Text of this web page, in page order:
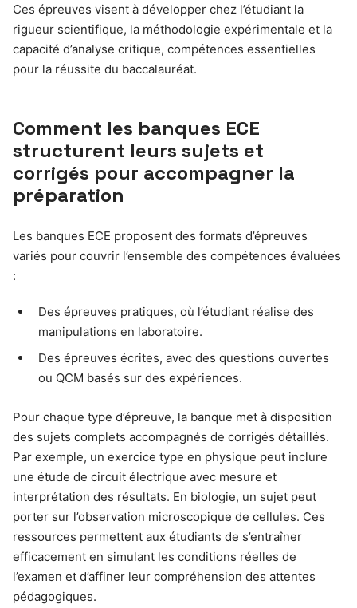
Ces épreuves visent à développer chez l’étudiant la
rigueur scientifique, la méthodologie expérimentale et la
capacité d’analyse critique, compétences essentielles
pour la réussite du baccalauréat.
Comment les banques ECE
structurent leurs sujets et
corrigés pour accompagner la
préparation
Les banques ECE proposent des formats d’épreuves
variés pour couvrir l’ensemble des compétences évaluées
:
Des épreuves pratiques, où l’étudiant réalise des
manipulations en laboratoire.
Des épreuves écrites, avec des questions ouvertes
ou QCM basés sur des expériences.
Pour chaque type d’épreuve, la banque met à disposition
des sujets complets accompagnés de corrigés détaillés.
Par exemple, un exercice type en physique peut inclure
une étude de circuit électrique avec mesure et
interprétation des résultats. En biologie, un sujet peut
porter sur l’observation microscopique de cellules. Ces
ressources permettent aux étudiants de s’entraîner
efficacement en simulant les conditions réelles de
l’examen et d’affiner leur compréhension des attentes
pédagogiques.